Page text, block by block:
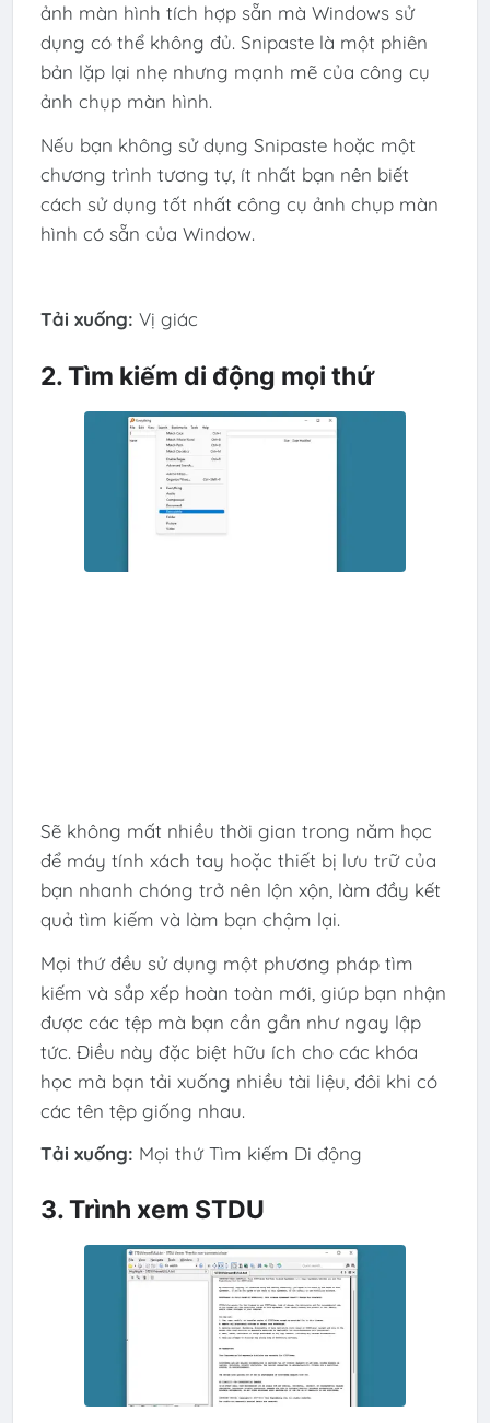
ảnh màn hình tích hợp sẵn mà Windows sử
dụng có thể không đủ. Snipaste là một phiên
bản lặp lại nhẹ nhưng mạnh mẽ của công cụ
ảnh chụp màn hình.
Nếu bạn không sử dụng Snipaste hoặc một
chương trình tương tự, ít nhất bạn nên biết
cách sử dụng tốt nhất công cụ ảnh chụp màn
hình có sẵn của Window.
Tải xuống: Vị giác
2. Tìm kiếm di động mọi thứ
Sẽ không mất nhiều thời gian trong năm học
để máy tính xách tay hoặc thiết bị lưu trữ của
bạn nhanh chóng trở nên lộn xộn, làm đầy kết
quả tìm kiếm và làm bạn chậm lại.
Mọi thứ đều sử dụng một phương pháp tìm
kiếm và sắp xếp hoàn toàn mới, giúp bạn nhận
được các tệp mà bạn cần gần như ngay lập
tức. Điều này đặc biệt hữu ích cho các khóa
học mà bạn tải xuống nhiều tài liệu, đôi khi có
các tên tệp giống nhau.
Tải xuống: Mọi thứ Tìm kiếm Di động
3. Trình xem STDU